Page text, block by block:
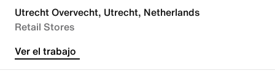
Utrecht Overvecht, Utrecht, Netherlands
Retail Stores
Ver el trabajo